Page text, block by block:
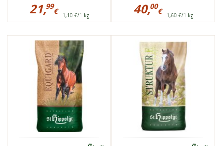
Eggersmann
EMH
Müsli
21,99
€
1,10 €/1 kg
Hippolyt
40,00
€
1,60 €/1 kg
75800
getreidefrei
niedriger
Zuckergehalt
sehr schmackhaft
75815
hoher Energiegehalt
natürliche
Fettsäuren
für starkes
Immunsystem